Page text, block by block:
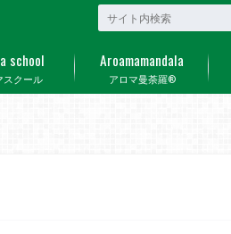
スクール
school
アロマ曼荼羅®
Aroamamandala